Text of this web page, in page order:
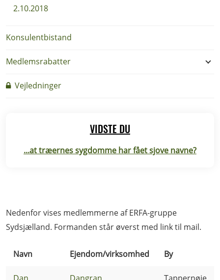
2.10.2018
Konsulentbistand
Medlemsrabatter
Vejledninger
VIDSTE DU
...at træernes sygdomme har fået sjove navne?
Nedenfor vises medlemmerne af ERFA-gruppe
Sydsjælland. Formanden står øverst med link til mail.
Navn Ejendom/virksomhed By